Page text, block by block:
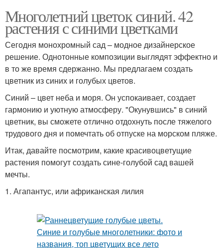
Многолетний цветок синий. 42
растения с синими цветками
Сегодня монохромный сад – модное дизайнерское
решение. Однотонные композиции выглядят эффектно и
в то же время сдержанно. Мы предлагаем создать
цветник из синих и голубых цветов.
Синий – цвет неба и моря. Он успокаивает, создает
гармонию и уютную атмосферу. "Окунувшись" в синий
цветник, вы сможете отлично отдохнуть после тяжелого
трудового дня и помечтать об отпуске на морском пляже.
Итак, давайте посмотрим, какие красивоцветущие
растения помогут создать сине-голубой сад вашей
мечты.
1. Агапантус, или африканская лилия